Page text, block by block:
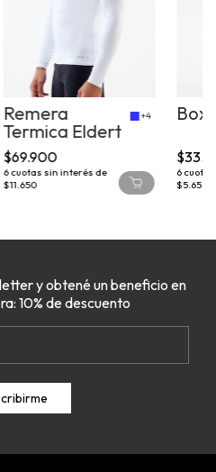
Remera
Termica Eldert
+4
$69.900
6cuotas sin interés de
$11.650
6
$5.650
y obtené un beneficio en
10% de descuento